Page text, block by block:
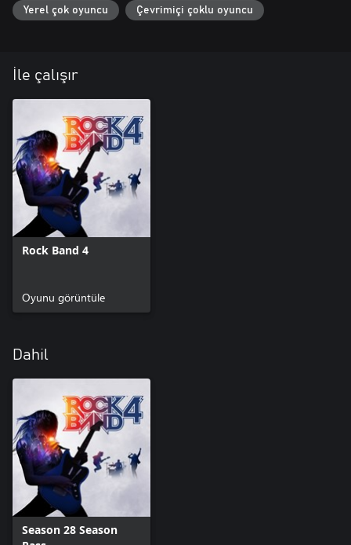
Yerel çok oyuncu Çevrimiçi çoklu oyuncu
İle çalışır
Rock Band 4
Oyunu görüntüle
Dahil
Season 28 Season